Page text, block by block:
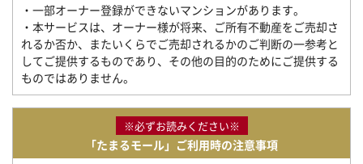
・一部オーナー登録ができないマンションがあります。
・本サービスは、オーナー様が将来、ご所有不動産をご売却さ
れるか否か、またいくらでご売却されるかのご判断の一参考と
してご提供するものであり、その他の目的のためにご提供する
ものではありません。
※必ずお読みください※
「たまるモール」ご利用時の注意事項